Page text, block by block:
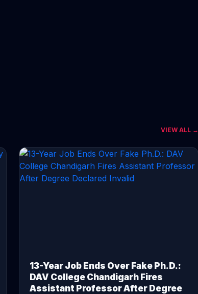
VIEW ALL →
13-Year Job Ends Over Fake Ph.D.:
DAV College Chandigarh Fires
Assistant Professor After Degree